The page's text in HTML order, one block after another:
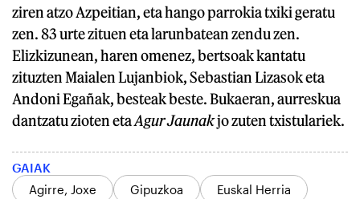
ziren atzo Azpeitian, eta hango parrokia txiki geratu
zen. 83 urte zituen eta larunbatean zendu zen.
Elizkizunean, haren omenez, bertsoak kantatu
zituzten Maialen Lujanbiok, Sebastian Lizasok eta
Andoni Egañak, besteak beste. Bukaeran, aurreskua
dantzatu zioten etaAgur Jaunakjo zuten txistulariek.
GAIAK
Agirre, Joxe
Gipuzkoa
Euskal Herria